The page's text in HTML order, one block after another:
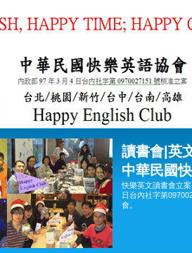
讀書會|英
中華民國
快樂英文讀書會立
日台內社字第
會。